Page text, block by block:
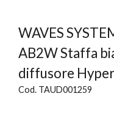
WAVES
AB2W Staffa
diffusore
Cod. TAUD001259